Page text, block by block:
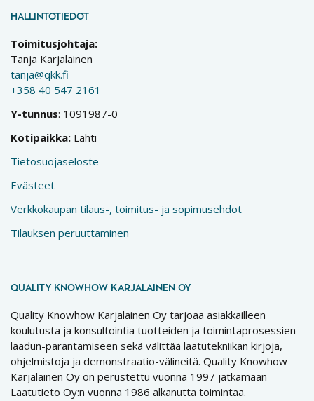
HALLINTOTIEDOT
Toimitusjohtaja:
Tanja Karjalainen
tanja@qkk.fi
+358 40 547 2161
Y-tunnus: 1091987-0
Kotipaikka: Lahti
Tietosuojaseloste
Evästeet
Verkkokaupan tilaus-, toimitus- ja sopimusehdot
Tilauksen peruuttaminen
QUALITY KNOWHOW KARJALAINEN OY
Quality Knowhow Karjalainen Oy tarjoaa asiakkailleen
koulutusta ja konsultointia tuotteiden ja toimintaprosessien
laadun-parantamiseen sekä välittää laatutekniikan kirjoja,
ohjelmistoja ja demonstraatio-välineitä. Quality Knowhow
Karjalainen Oy on perustettu vuonna 1997 jatkamaan
Laatutieto Oy:n vuonna 1986 alkanutta toimintaa.